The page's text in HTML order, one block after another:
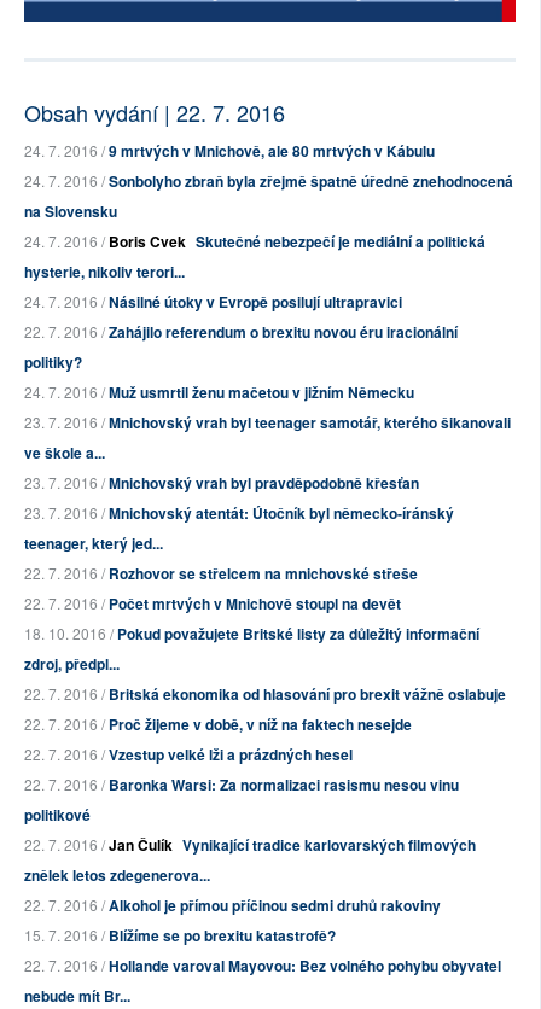
Obsah vydání | 22. 7. 2016
24. 7. 2016 /9 mrtvých v Mnichově, ale 80 mrtvých v Kábulu
24. 7. 2016 /Sonbolyho zbraň byla zřejmě špatně úředně znehodnocená
na Slovensku
24. 7. 2016 /Boris Cvek Skutečné nebezpečí je mediální a politická
hysterie, nikoliv terori...
24. 7. 2016 /Násilné útoky v Evropě posilují ultrapravici
22. 7. 2016 /Zahájilo referendum o brexitu novou éru iracionální
politiky?
24. 7. 2016 /Muž usmrtil ženu mačetou v jižním Německu
23. 7. 2016 /Mnichovský vrah byl teenager samotář, kterého šikanovali
ve škole a...
23. 7. 2016 /Mnichovský vrah byl pravděpodobně křesťan
23. 7. 2016 /Mnichovský atentát: Útočník byl německo-íránský
teenager, který jed...
22. 7. 2016 /Rozhovor se střelcem na mnichovské střeše
22. 7. 2016 /Počet mrtvých v Mnichově stoupl na devět
18. 10. 2016 /Pokud považujete Britské listy za důležitý informační
zdroj, předpl...
22. 7. 2016 /Britská ekonomika od hlasování pro brexit vážně oslabuje
22. 7. 2016 /Proč žijeme v době, v níž na faktech nesejde
22. 7. 2016 /Vzestup velké lži a prázdných hesel
22. 7. 2016 /Baronka Warsi: Za normalizaci rasismu nesou vinu
politikové
22. 7. 2016 /Jan Čulík Vynikající tradice karlovarských filmových
znělek letos zdegenerova...
22. 7. 2016 /Alkohol je přímou příčinou sedmi druhů rakoviny
15. 7. 2016 /Blížíme se po brexitu katastrofě?
22. 7. 2016 /Hollande varoval Mayovou: Bez volného pohybu obyvatel
nebude mít Br...